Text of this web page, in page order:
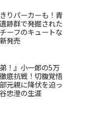
りパーカーも！青
跡群で発掘された
ーフのキュートな
発売
！』小一郎の5万
底抗戦！切腹覚悟
元親に降伏を迫っ
忠澄の生涯